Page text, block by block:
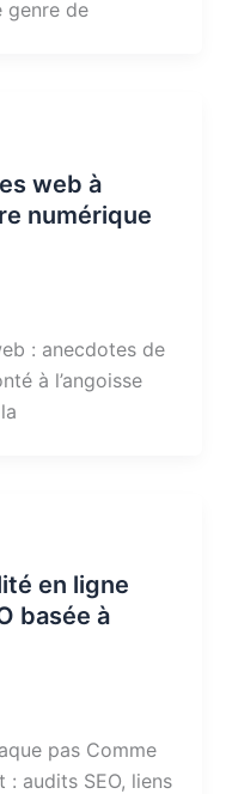
genre de
web à
numérique
: anecdotes de
à l’angoisse
en ligne
basée à
pas Comme
audits SEO, liens